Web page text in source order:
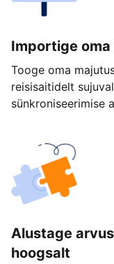
Importige
Tooge oma
reisisaitidelt
sünkroniseerimise
Alustage
hoogsalt